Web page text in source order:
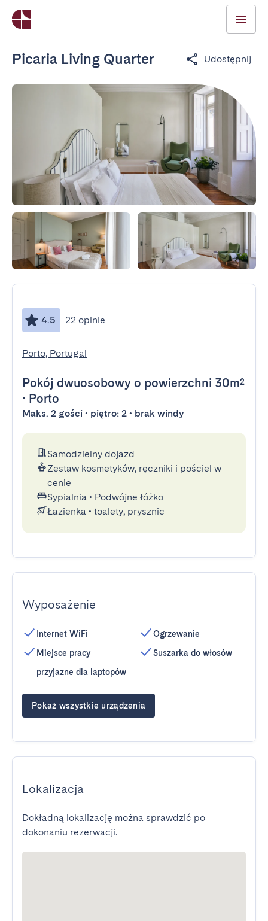
Picaria Living Quarter Udostępnij
4.5 22 opinie
Porto, Portugal
Pokój dwuosobowy o powierzchni 30m²
• Porto
Maks. 2 gości • piętro: 2 • brak windy
Samodzielny dojazd
Zestaw kosmetyków, ręczniki i pościel w
cenie
Sypialnia • Podwójne łóżko
Łazienka • toalety, prysznic
Wyposażenie
Internet WiFi
Miejsce pracy
przyjazne dla laptopów
Ogrzewanie
Suszarka do włosów
Pokaż wszystkie urządzenia
Lokalizacja
Dokładną lokalizację można sprawdzić po
dokonaniu rezerwacji.